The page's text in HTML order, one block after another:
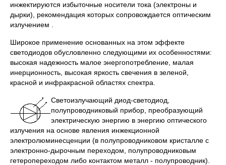
инжектируются избыточные носители тока (электроны и
дырки), рекомендация которых сопровождается оптическим
излучением .
Широкое применение основанных на этом эффекте
светодиодов обусловленно следующими их особенностями:
высокая надежность малое энергопотребление, малая
инерционность, высокая яркость свечения в зеленой,
красной и инфракрасной областях спектра.
Светоизлучающий диод-светодиод,
полупроводниковый прибор, преобразующий
электрическую энергию в энергию оптического
излучения на основе явления инжекционной
электролюминесценции (в полупроводниковом кристалле с
электронно-дырочным переходом, полупроводниковым
гетеропереходом либо контактом металл - полупроводник).